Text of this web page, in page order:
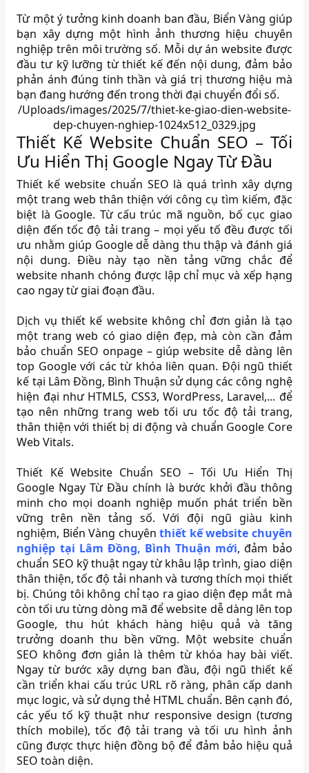
Từ một ý tưởng kinh doanh ban đầu, Biển Vàng giúp
bạn xây dựng một hình ảnh thương hiệu chuyên
nghiệp trên môi trường số. Mỗi dự án website được
đầu tư kỹ lưỡng từ thiết kế đến nội dung, đảm bảo
phản ánh đúng tinh thần và giá trị thương hiệu mà
bạn đang hướng đến trong thời đại chuyển đổi số.
/Uploads/images/2025/7/thiet-ke-giao-dien-website-
dep-chuyen-nghiep-1024x512_0329.jpg
Thiết Kế Website Chuẩn SEO – Tối
Ưu Hiển Thị Google Ngay Từ Đầu
Thiết kế website chuẩn SEO là quá trình xây dựng
một trang web thân thiện với công cụ tìm kiếm, đặc
biệt là Google. Từ cấu trúc mã nguồn, bố cục giao
diện đến tốc độ tải trang – mọi yếu tố đều được tối
ưu nhằm giúp Google dễ dàng thu thập và đánh giá
nội dung. Điều này tạo nền tảng vững chắc để
website nhanh chóng được lập chỉ mục và xếp hạng
cao ngay từ giai đoạn đầu.
Dịch vụ thiết kế website không chỉ đơn giản là tạo
một trang web có giao diện đẹp, mà còn cần đảm
bảo chuẩn SEO onpage – giúp website dễ dàng lên
top Google với các từ khóa liên quan. Đội ngũ thiết
kế tại Lâm Đồng, Bình Thuận sử dụng các công nghệ
hiện đại như HTML5, CSS3, WordPress, Laravel,... để
tạo nên những trang web tối ưu tốc độ tải trang,
thân thiện với thiết bị di động và chuẩn Google Core
Web Vitals.
Thiết Kế Website Chuẩn SEO – Tối Ưu Hiển Thị
Google Ngay Từ Đầu chính là bước khởi đầu thông
minh cho mọi doanh nghiệp muốn phát triển bền
vững trên nền tảng số. Với đội ngũ giàu kinh
nghiệm, Biển Vàng chuyênthiết kế website chuyên
nghiệp tại Lâm Đồng, Bình Thuận mới, đảm bảo
chuẩn SEO kỹ thuật ngay từ khâu lập trình, giao diện
thân thiện, tốc độ tải nhanh và tương thích mọi thiết
bị. Chúng tôi không chỉ tạo ra giao diện đẹp mắt mà
còn tối ưu từng dòng mã để website dễ dàng lên top
Google, thu hút khách hàng hiệu quả và tăng
trưởng doanh thu bền vững. Một website chuẩn
SEO không đơn giản là thêm từ khóa hay bài viết.
Ngay từ bước xây dựng ban đầu, đội ngũ thiết kế
cần triển khai cấu trúc URL rõ ràng, phân cấp danh
mục logic, và sử dụng thẻ HTML chuẩn. Bên cạnh đó,
các yếu tố kỹ thuật như responsive design (tương
thích mobile), tốc độ tải trang và tối ưu hình ảnh
cũng được thực hiện đồng bộ để đảm bảo hiệu quả
SEO toàn diện.